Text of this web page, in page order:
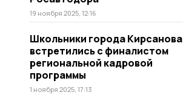
19 ноября 2025, 12:16
Школьники города Кирсанова
встретились с финалистом
региональной кадровой
программы
1 ноября 2025, 17:13